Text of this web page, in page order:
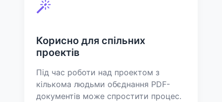
Корисно для спільних
проектів
Під час роботи над проектом з
кількома людьми обєднання PDF-
документів може спростити процес.